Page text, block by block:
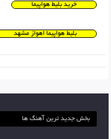
خرید بلیط هواپیما
بلیط هواپیما اهواز مشهد
بخش جدید ترین آهنگ ها